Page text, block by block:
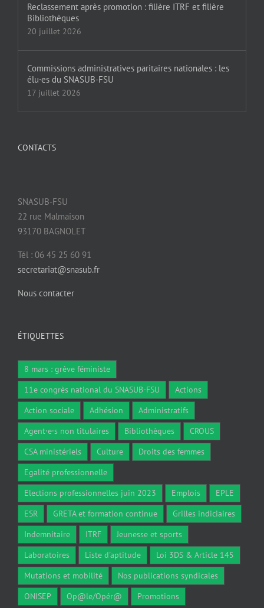
Reclassement après promotion : filière ITRF et filière
Bibliothèques
20 juillet 2026
Commissions administratives paritaires nationales : les
élu·es du SNASUB-FSU
17 juillet 2026
CONTACTS
SNASUB-FSU
22 rue Malmaison
93170 BAGNOLET
Tél : 06 45 25 60 91
secretariat@snasub.fr
Nous contacter
ÉTIQUETTES
8 mars : grève féministe
11e congrès national du SNASUB-FSU
Actions
Action sociale
Adhésion
Administratifs
Agent·e·s non titulaires
Bibliothèques
CROUS
CSA ministériels
Culture
Droits des femmes
Egalité professionnelle
Elections professionnelles juin 2023
Emplois
EPLE
ESR
GRETA et formation continue
Grilles indiciaires
Indemnitaire
ITRF
Jeunesse et sports
Laboratoires
Liste d'aptitude
Loi 3DS & Article 145
Mutations et mobilité
Nos publications syndicales
ONISEP
Op@le/Opér@ Promotions